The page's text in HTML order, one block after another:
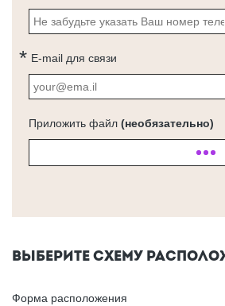
E-mail для связи
Приложить файл (необязательно)
ВЫБЕРИТЕ СХЕМУ
Форма расположения